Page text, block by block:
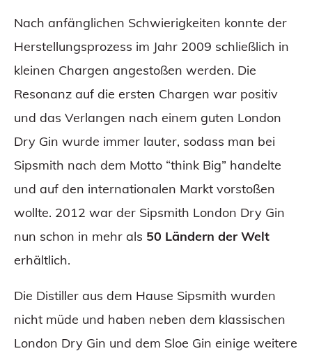
Nach anfänglichen Schwierigkeiten konnte der
Herstellungsprozess im Jahr 2009 schließlich in
kleinen Chargen angestoßen werden. Die
Resonanz auf die ersten Chargen war positiv
und das Verlangen nach einem guten London
Dry Gin wurde immer lauter, sodass man bei
Sipsmith nach dem Motto “think Big” handelte
und auf den internationalen Markt vorstoßen
wollte. 2012 war der Sipsmith London Dry Gin
nun schon in mehr als 50 Ländern der Welt
erhältlich.
Die Distiller aus dem Hause Sipsmith wurden
nicht müde und haben neben dem klassischen
London Dry Gin und dem Sloe Gin einige weitere